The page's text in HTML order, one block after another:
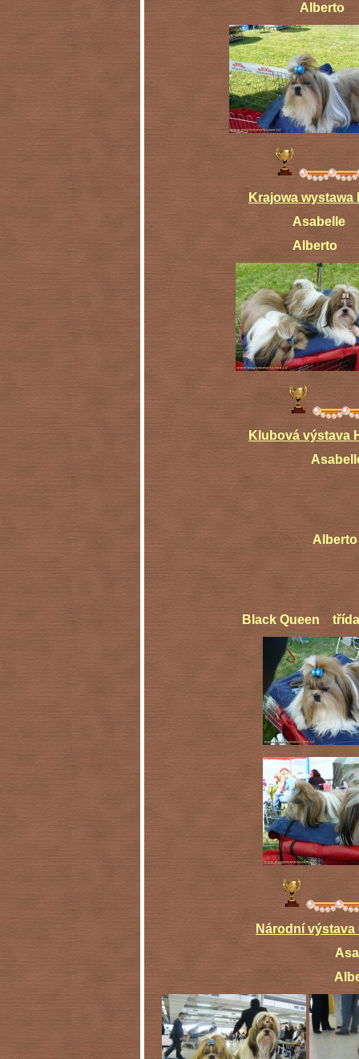
Alberto třída
Krajowa
Alberto třída
Klubová
Alberto třída
Black Queen třída
Národní
Alberto třída